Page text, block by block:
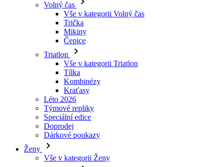
Volný čas
Vše v kategorii Volný čas
Trička
Mikiny
Čepice
Triatlon
Vše v kategorii Triatlon
Tílka
Kombinézy
Kraťasy
Léto 2026
Týmové repliky
Speciální edice
Doprodej
Dárkové poukazy
Ženy
Vše v kategorii Ženy